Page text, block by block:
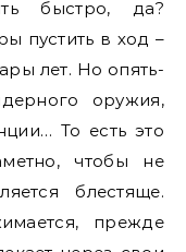
быстро, да?
пустить в ход –
лет. Но опять-
оружия,
То есть это
чтобы не
блестяще.
прежде